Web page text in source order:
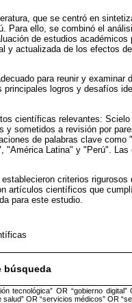
que se centró en
Para ello, se combinó el
de estudios académicos
y actualizada de los efectos
para reunir y examinar
logros y desafíos
científicas relevantes:
sometidos a revisión por
de palabras clave como
Latina" y "Perú".
criterios
artículos científicos que
para este estudio.
búsqueda
tecnológica” OR “gobierno digital”
OR “servicios médicos” OR